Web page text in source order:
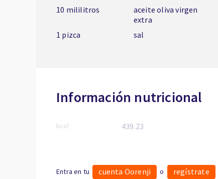
10 mililitros
aceite oliva virgen
extra
1 pizca
sal
Información nutricional
kcal 439.23
Entra en tu cuenta Oorenji o regístrate